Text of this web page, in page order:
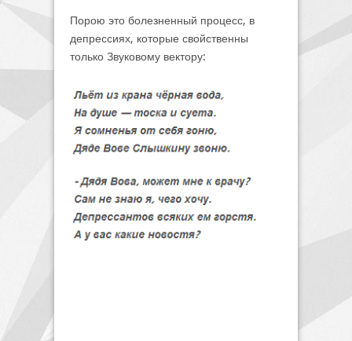
Порою это болезненный процесс, в
депрессиях, которые свойственны
только Звуковому вектору: